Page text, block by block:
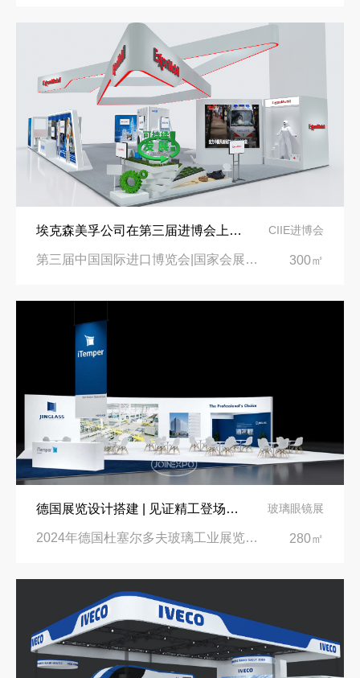
埃克森美孚公司在第三届进博会上展示非凡的展台搭建设计 CIIE进博会
第三届中国国际进口博览会|国家会展中心 300㎡
德国展览设计搭建 | 见证精工登场玻璃工业展览会 Glasstec 2024 玻璃眼镜展
2024年德国杜塞尔多夫玻璃工业展览会Glasstec|德国杜塞尔多夫会展中心 280㎡